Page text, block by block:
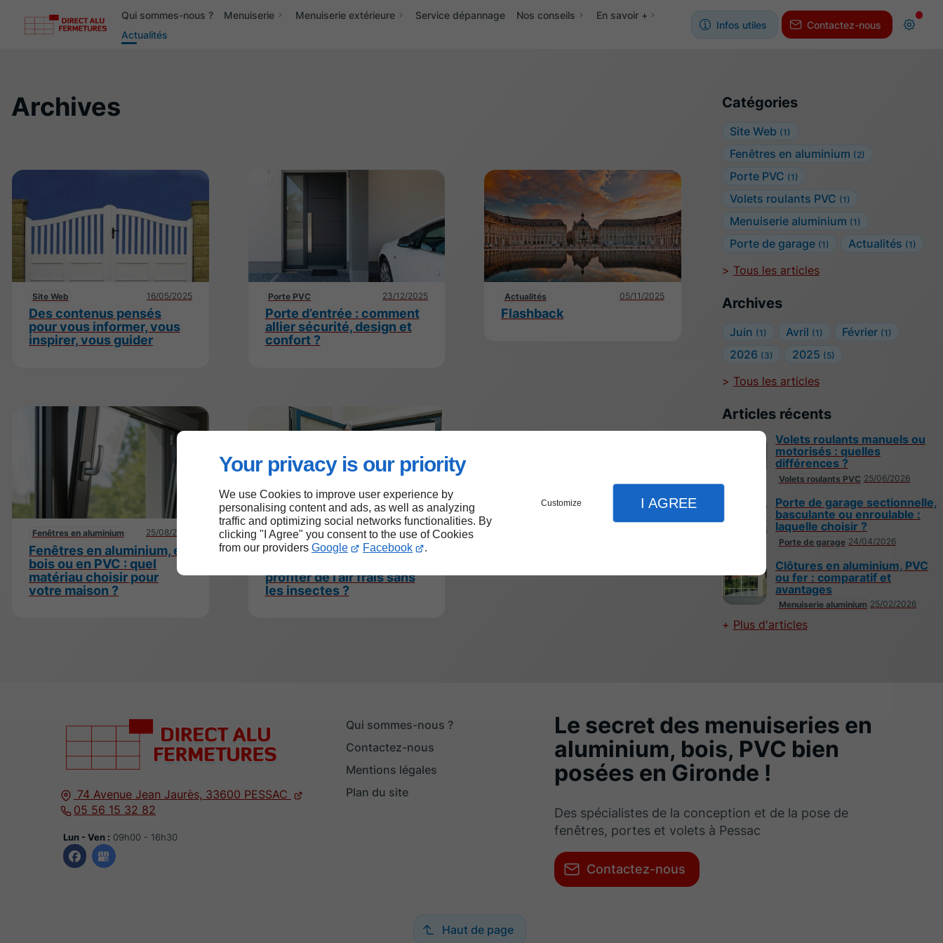
Your privacy is our priority
We use Cookies to improve user experience by
personalising content and ads, as well as analyzing
traffic and optimizing social networks functionalities. By
clicking "I Agree" you consent to the use of Cookies
from our providers Google Facebook .
Customize I AGREE
Qui sommes-nous ? Menuiserie Menuiserie extérieure Service dépannage Nos conseils
En savoir +
Actualités
Infos utiles Contactez-nous
Catégories
Site Web (1)
Fenêtres en aluminium (2)
Porte PVC (1)
Volets roulants PVC (1)
Menuiserie aluminium (1)
Porte de garage (1) Actualités (1)
Tous les articles
Archives
Juin (1) Avril (1) Février (1)
2026 (3) 2025 (5)
Tous les articles
Articles récents
Volets roulants PVC 25/06/2026
Volets roulants manuels ou
motorisés : quelles
différences ?
Porte de garage 24/04/2026
Porte de garage sectionnelle,
basculante ou enroulable :
laquelle choisir ?
Menuiserie aluminium 25/02/2026
Clôtures en aluminium, PVC
ou fer : comparatif et
avantages
Plus d'articles
Archives
Site Web 16/05/2025
Des contenus pensés
pour vous informer, vous
inspirer, vous guider
Fenêtres en aluminium 25/08/2025
Fenêtres en aluminium, en
bois ou en PVC : quel
matériau choisir pour
votre maison ?
Porte PVC 23/12/2025
Porte d’entrée : comment
allier sécurité, design et
confort ?
Fenêtres en aluminium 06/11/2025
Moustiquaire pour
profiter de l’air frais sans
les insectes ?
Actualités 05/11/2025
Flashback
74 Avenue Jean Jaurès, 33600 PESSAC
05 56 15 32 82
Lun - Ven : 09h00 - 16h30
Qui sommes-nous ?
Contactez-nous
Mentions légales
Plan du site
Le secret des menuiseries en
aluminium, bois, PVC bien
posées en Gironde !
Des spécialistes de la conception et de la pose de
fenêtres, portes et volets à Pessac
Contactez-nous
Haut de page